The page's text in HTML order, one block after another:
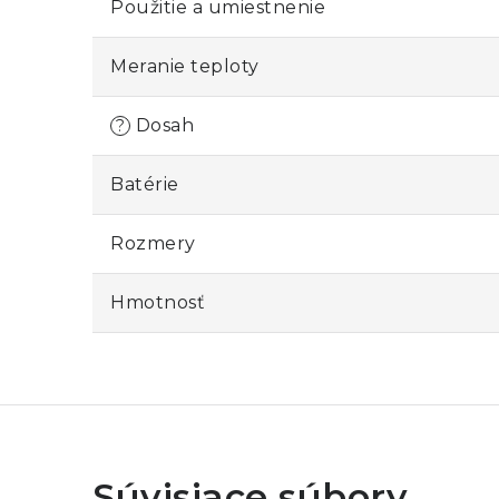
Použitie a umiestnenie
Meranie teploty
? Dosah
Batérie
Rozmery
Hmotnosť